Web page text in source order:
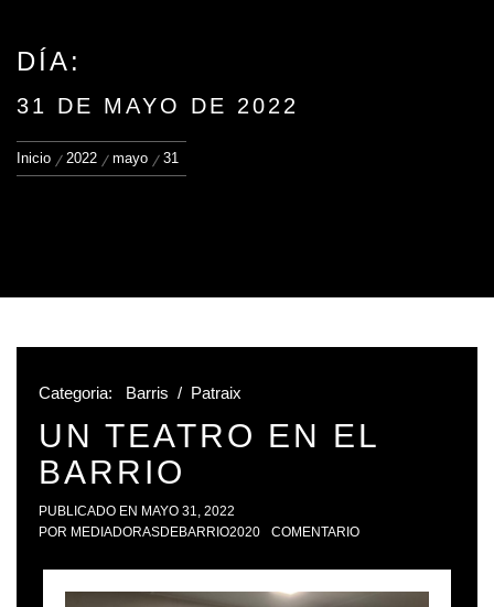
DÍA:
31 DE MAYO DE 2022
Inicio 2022 mayo 31
Categoria: Barris / Patraix
UN TEATRO EN EL
BARRIO
PUBLICADO EN MAYO 31, 2022
POR MEDIADORASDEBARRIO2020 COMENTARIO